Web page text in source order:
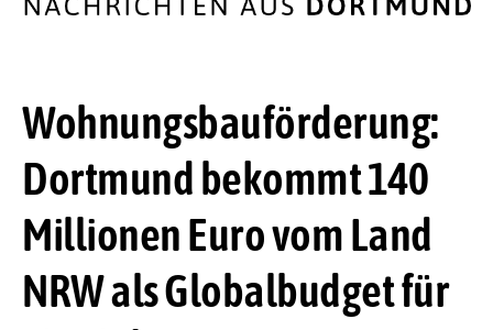
Wohnungsbauförderung:
Dortmund bekommt 140
Millionen Euro vom Land
NRW als Globalbudget für